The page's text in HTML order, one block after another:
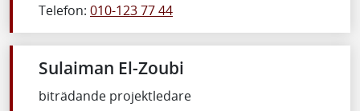
Telefon: 010-123 77 44
Sulaiman El-Zoubi
biträdande projektledare